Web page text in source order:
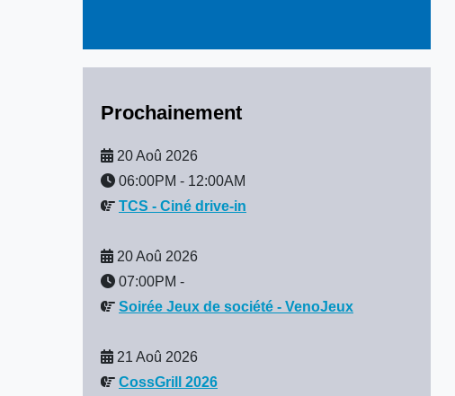
Prochainement
20 Aoû 2026
06:00PM - 12:00AM
TCS - Ciné drive-in
20 Aoû 2026
07:00PM -
Soirée Jeux de société - VenoJeux
21 Aoû 2026
CossGrill 2026